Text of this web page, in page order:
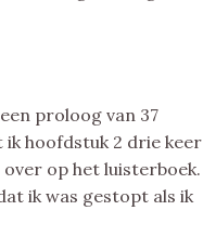
proloog van 37
ik hoofdstuk 2 drie keer
op het luisterboek.
ik was gestopt als ik